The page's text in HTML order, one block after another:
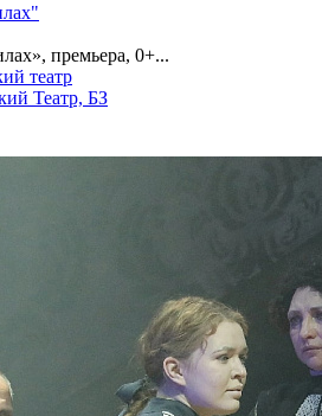
премьера, 0+...
театр
Театр, БЗ